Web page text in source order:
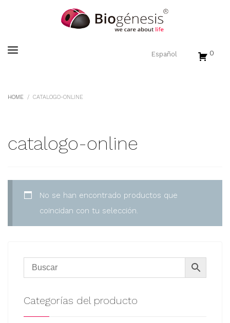
0
HOME CATALOGO-ONLINE
catalogo-online
No se han encontrado productos que
coincidan con tu selección.
Categorías del producto